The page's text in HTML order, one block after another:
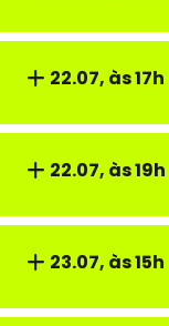
22.07, às 17h
22.07, às 19h
23.07, às 15h